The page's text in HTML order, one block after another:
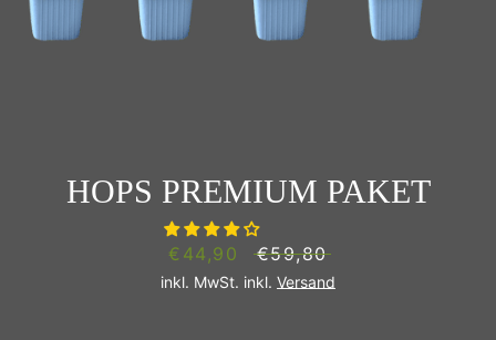
SUCHEN
HOPS PREMIUM PAKET
Sonderpreis
€44,90
Normaler
Preis
€59,80
inkl. MwSt. inkl. Versand